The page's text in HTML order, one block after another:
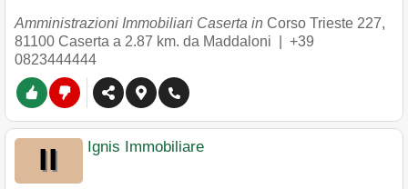
Amministrazioni Immobiliari Caserta in Corso Trieste 227,
81100 Caserta a 2.87 km. da Maddaloni | +39
0823444444
Ignis Immobiliare